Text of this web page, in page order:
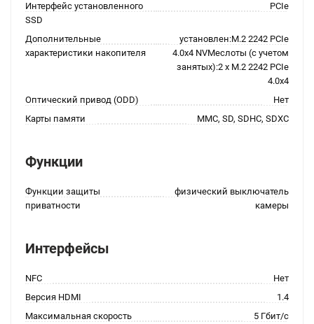
Интерфейс установленного
SSD
PCIe
Дополнительные
характеристики накопителя
установлен:M.2 2242 PCIe
4.0x4 NVMeслоты (с учетом
занятых):2 x M.2 2242 PCIe
4.0x4
Оптический привод (ODD)
Нет
Карты памяти
MMC, SD, SDHC, SDXC
Функции
Функции защиты
приватности
физический выключатель
камеры
Интерфейсы
NFC
Нет
Версия HDMI
1.4
Максимальная скорость
5 Гбит/с